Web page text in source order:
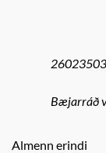
Bæjarráð
Almenn erindi